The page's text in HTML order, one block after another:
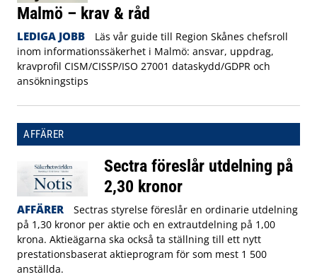
Malmö – krav & råd
LEDIGA JOBB
Läs vår guide till Region Skånes chefsroll
inom informationssäkerhet i Malmö: ansvar, uppdrag,
kravprofil CISM/CISSP/ISO 27001 dataskydd/GDPR och
ansökningstips
AFFÄRER
Sectra föreslår utdelning på
2,30 kronor
AFFÄRER
Sectras styrelse föreslår en ordinarie utdelning
på 1,30 kronor per aktie och en extrautdelning på 1,00
krona. Aktieägarna ska också ta ställning till ett nytt
prestationsbaserat aktieprogram för som mest 1 500
anställda.